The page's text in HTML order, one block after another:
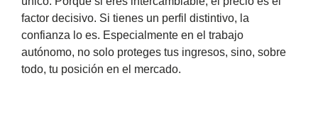
factor decisivo. Si tienes un perfil distintivo, la
confianza lo es. Especialmente en el trabajo
autónomo, no solo proteges tus ingresos, sino, sobre
todo, tu posición en el mercado.